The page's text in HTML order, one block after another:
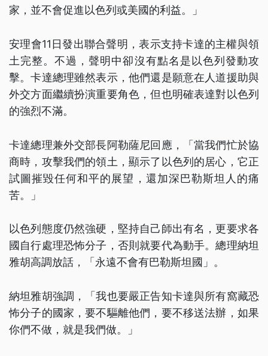
家，並不會促進以色列或美國的利益。」
安理會11日發出聯合聲明，表示支持卡達的主權與領
土完整。不過，聲明中卻沒有點名是以色列發動攻
擊。卡達總理雖然表示，他們還是願意在人道援助與
外交方面繼續扮演重要角色，但也明確表達對以色列
的強烈不滿。
卡達總理兼外交部長阿勒薩尼回應，「當我們忙於協
商時，攻擊我們的領土，顯示了以色列的居心，它正
試圖摧毀任何和平的展望，還加深巴勒斯坦人的痛
苦。」
以色列態度仍然強硬，堅持自己師出有名，更要求各
國自行處理恐怖分子，否則就要代為動手。總理納坦
雅胡高調放話，「永遠不會有巴勒斯坦國」。
納坦雅胡強調，「我也要嚴正告知卡達與所有窩藏恐
怖分子的國家，要不驅離他們，要不移送法辦，如果
你們不做，就是我們做。」